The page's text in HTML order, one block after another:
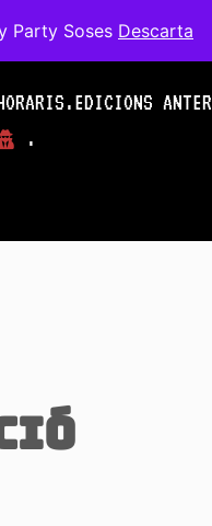
Party Soses Descarta
EDICIONS
.